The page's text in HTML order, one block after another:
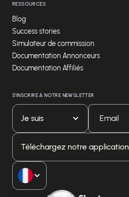
RESSOURCES
Blog
Success stories
Simulateur de commission
Documentation Annonceurs
Documentation Affiliés
S'INSCRIRE À NOTRE NEWSLETTER
Je suis
Téléchargez notre application